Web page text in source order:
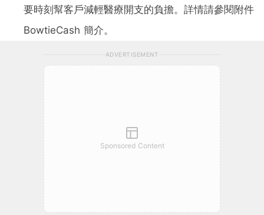
要時刻幫客戶減輕醫療開支的負擔。詳情請參閱附件
BowtieCash 簡介。
ADVERTISEMENT
Sponsored Content